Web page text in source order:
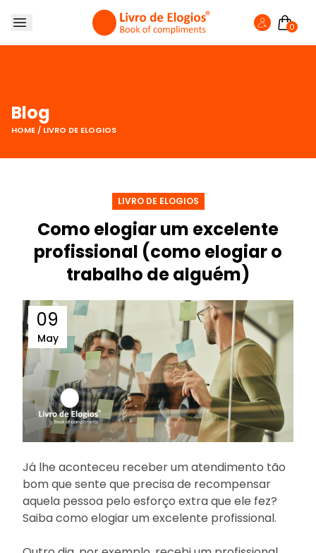
0
FAZER ELOGIO
BLOG
Blog
HOME / LIVRO DE ELOGIOS
LIVRO DE ELOGIOS
Como elogiar um excelente
profissional (como elogiar o
trabalho de alguém)
09
May
Já lhe aconteceu receber um atendimento tão
bom que sente que precisa de recompensar
aquela pessoa pelo esforço extra que ele fez?
Saiba como elogiar um excelente profissional.